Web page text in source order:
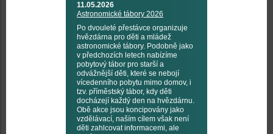
11.05.2026
Astronomické tábory 2026
Po dvouleté přestávce organizuje
hvězdárna pro děti a mládež
astronomické tábory. Podobně jako
v předchozích letech nabízíme
pobytový tábor pro starší a
odvážnější děti, které se nebojí
vícedenního pobytu mimo domov, i
tzv. příměstský tábor, kdy děti
docházejí každý den na hvězdárnu.
Obě akce jsou koncipovány jako
vzdělávací, naším cílem však není
děti zahlcovat informacemi, ale